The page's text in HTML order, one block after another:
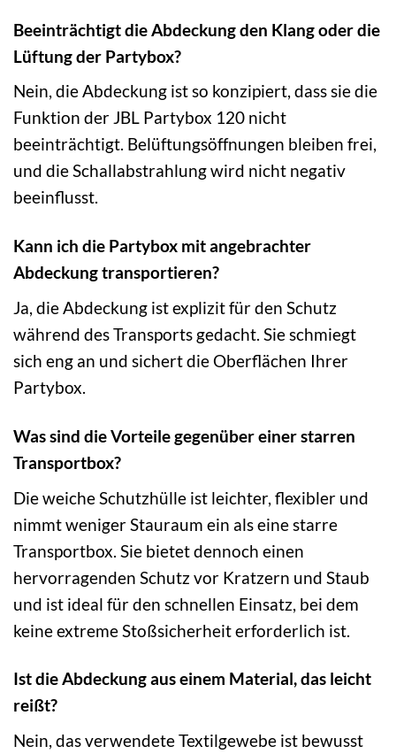
Beeinträchtigt die Abdeckung den Klang oder die
Lüftung der Partybox?
Nein, die Abdeckung ist so konzipiert, dass sie die
Funktion der JBL Partybox 120 nicht
beeinträchtigt. Belüftungsöffnungen bleiben frei,
und die Schallabstrahlung wird nicht negativ
beeinflusst.
Kann ich die Partybox mit angebrachter
Abdeckung transportieren?
Ja, die Abdeckung ist explizit für den Schutz
während des Transports gedacht. Sie schmiegt
sich eng an und sichert die Oberflächen Ihrer
Partybox.
Was sind die Vorteile gegenüber einer starren
Transportbox?
Die weiche Schutzhülle ist leichter, flexibler und
nimmt weniger Stauraum ein als eine starre
Transportbox. Sie bietet dennoch einen
hervorragenden Schutz vor Kratzern und Staub
und ist ideal für den schnellen Einsatz, bei dem
keine extreme Stoßsicherheit erforderlich ist.
Ist die Abdeckung aus einem Material, das leicht
reißt?
Nein, das verwendete Textilgewebe ist bewusst